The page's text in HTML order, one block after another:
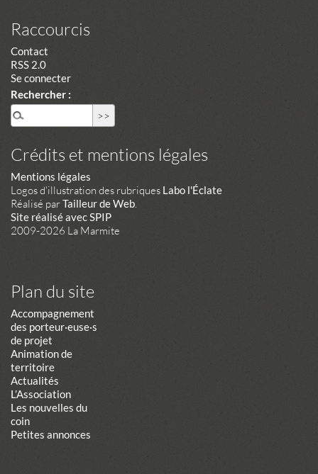
Raccourcis
Contact
RSS 2.0
Se connecter
Rechercher :
Crédits et mentions légales
Mentions légales
Logos d'illustration des rubriques Labo l'Éclate
Réalisé parTailleur de Web
Site réalisé avec SPIP
2009-2026 La Marmite
Plan du site
Accompagnement
des porteur·euse·s
de projet
Animation de
territoire
Actualités
L’Association
Les nouvelles du
coin
Petites annonces